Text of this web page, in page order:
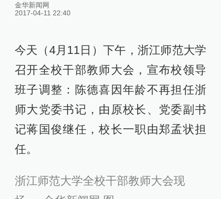
金华新闻网
2017-04-11 22:40
今天（4月11日）下午，浙江师范大学
召开全校干部教师大会，宣布校领导
班子调整：陈德喜因年龄不再担任浙
师大党委书记，由原校长、党委副书
记蒋国俊继任，校长一职由郑孟状担
任。
浙江师范大学全校干部教师大会现